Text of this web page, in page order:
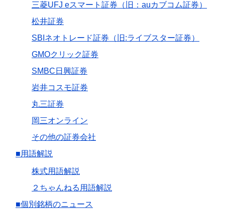
三菱UFJ eスマート証券（旧：auカブコム証券）
松井証券
SBIネオトレード証券（旧:ライブスター証券）
GMOクリック証券
SMBC日興証券
岩井コスモ証券
丸三証券
岡三オンライン
その他の証券会社
■用語解説
株式用語解説
２ちゃんねる用語解説
■個別銘柄のニュース